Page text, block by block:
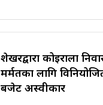
शेखरद्वारा कोइराला
मर्मतका लागि
बजेट अस्वीकार